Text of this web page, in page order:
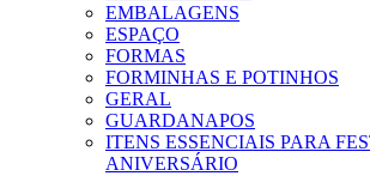
EMBALAGENS
ESPAÇO
FORMAS
FORMINHAS E POTINHOS
GERAL
GUARDANAPOS
ITENS ESSENCIAIS PARA
ANIVERSÁRIO